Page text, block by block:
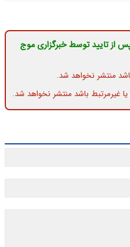
از تایید توسط خبرگزاری موج
منتشر نخواهد شد.
یا غیرمرتبط باشد منتشر نخواهد شد.